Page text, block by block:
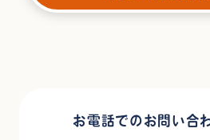
お電話でのお問い合